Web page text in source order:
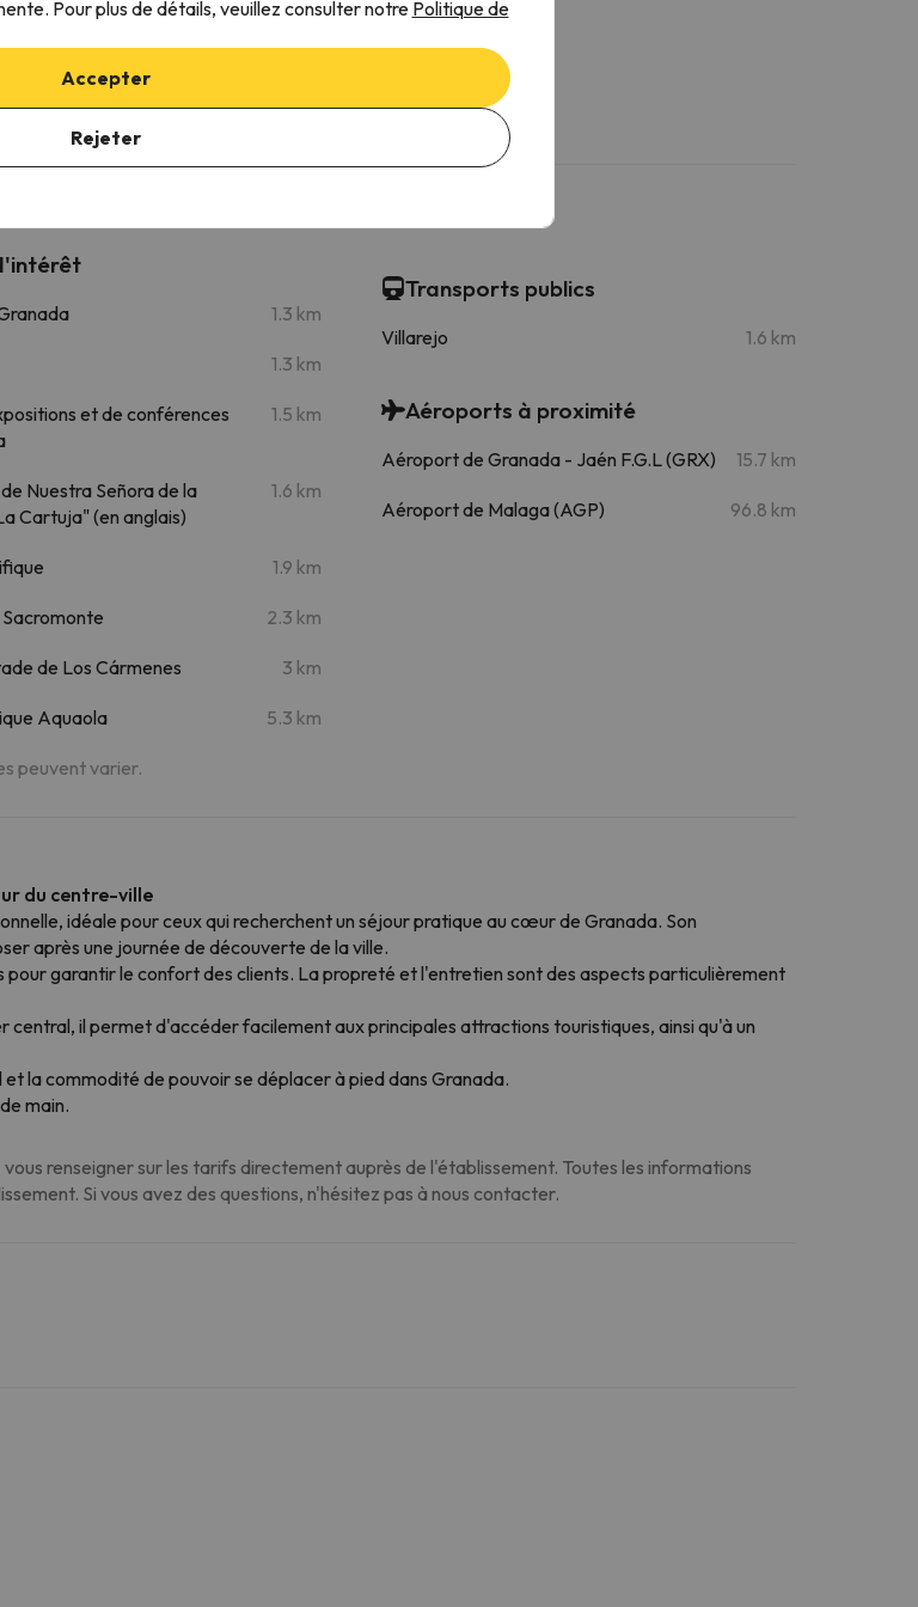
1.3 km
1.3 km
et de conférences
1.5 km
Nuestra Señora de la
Cartuja" (en anglais)
1.6 km
1.9 km
2.3 km
de Los Cármenes 3 km
Aquaola 5.3 km
Transports publics
Villarejo 1.6 km
Aéroports à proximité
Aéroport de Granada - Jaén F.G.L (GRX) 15.7 km
Aéroport de Malaga (AGP) 96.8 km
peuvent varier.
du centre-ville
idéale pour ceux qui recherchent un séjour pratique au cœur de Granada. Son
après une journée de découverte de la ville.
garantir le confort des clients. La propreté et l'entretien sont des aspects particulièrement
central, il permet d'accéder facilement aux principales attractions touristiques, ainsi qu'à un
la commodité de pouvoir se déplacer à pied dans Granada.
main.
renseigner sur les tarifs directement auprès de l'établissement. Toutes les informations
Si vous avez des questions, n'hésitez pas à nous contacter.
Pour plus de détails, veuillez consulter notre Politique de
Accepter
Rejeter